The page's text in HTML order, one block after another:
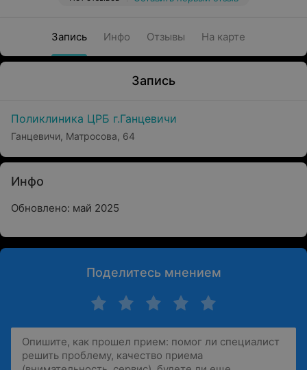
Запись Инфо Отзывы На карте
Запись
Поликлиника ЦРБ г.Ганцевичи
Ганцевичи, Матросова, 64
Инфо
Обновлено: май 2025
Поделитесь мнением